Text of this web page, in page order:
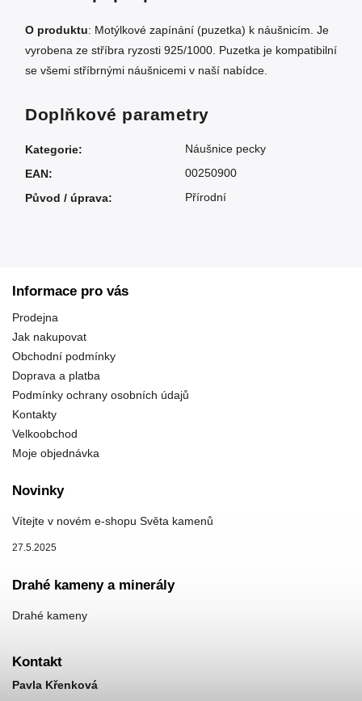
O produktu: Motýlkové zapínání (puzetka) k náušnicím. Je
vyrobena ze stříbra ryzosti 925/1000. Puzetka je kompatibilní
se všemi stříbrnými náušnicemi v naší nabídce.
Doplňkové parametry
Kategorie:
Náušnice pecky
EAN:
00250900
Původ / úprava: Přírodní
Informace pro vás
Prodejna
Jak nakupovat
Obchodní podmínky
Doprava a platba
Podmínky ochrany osobních údajů
Kontakty
Velkoobchod
Moje objednávka
Novinky
Vítejte v novém e-shopu Světa kamenů
27.5.2025
Drahé kameny a minerály
Drahé kameny
Kontakt
Pavla Křenková